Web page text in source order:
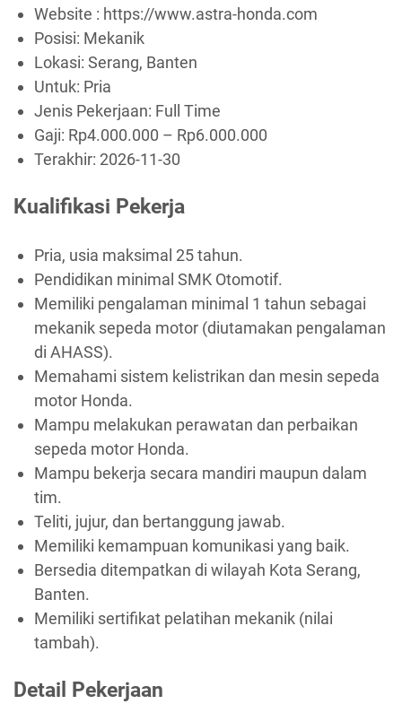
Website : https://www.astra-honda.com
Posisi: Mekanik
Lokasi: Serang, Banten
Untuk: Pria
Jenis Pekerjaan: Full Time
Gaji: Rp4.000.000 – Rp6.000.000
Terakhir: 2026-11-30
Kualifikasi Pekerja
Pria, usia maksimal 25 tahun.
Pendidikan minimal SMK Otomotif.
Memiliki pengalaman minimal 1 tahun sebagai
mekanik sepeda motor (diutamakan pengalaman
di AHASS).
Memahami sistem kelistrikan dan mesin sepeda
motor Honda.
Mampu melakukan perawatan dan perbaikan
sepeda motor Honda.
Mampu bekerja secara mandiri maupun dalam
tim.
Teliti, jujur, dan bertanggung jawab.
Memiliki kemampuan komunikasi yang baik.
Bersedia ditempatkan di wilayah Kota Serang,
Banten.
Memiliki sertifikat pelatihan mekanik (nilai
tambah).
Detail Pekerjaan